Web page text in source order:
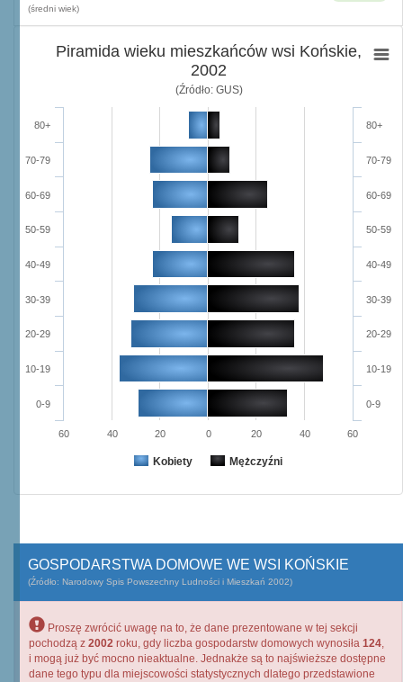
(średni wiek)
Piramida wieku mieszkańców wsi Końskie,
2002
(Źródło: GUS)
Kobiety Mężczyźni
0-9
10-19
20-29
30-39
40-49
50-59
60-69
70-79
80+
0-9
10-19
20-29
30-39
40-49
50-59
60-69
70-79
80+
60 40 20 0 20 40 60
GOSPODARSTWA DOMOWE WE WSI KOŃSKIE
(Źródło: Narodowy Spis Powszechny Ludności i Mieszkań 2002)
Proszę zwrócić uwagę na to, że dane prezentowane w tej sekcji
pochodzą z 2002 roku, gdy liczba gospodarstw domowych wynosiła 124,
i mogą już być mocno nieaktualne. Jednakże są to najświeższe dostępne
dane tego typu dla miejscowości statystycznych dlatego przedstawione